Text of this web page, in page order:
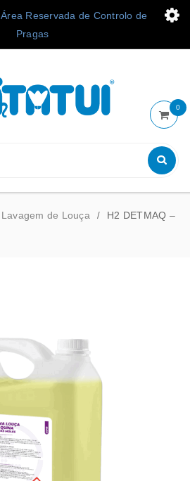
Área Reservada de Controlo de
Pragas
0
Lavagem de Louça /
H2 DETMAQ –